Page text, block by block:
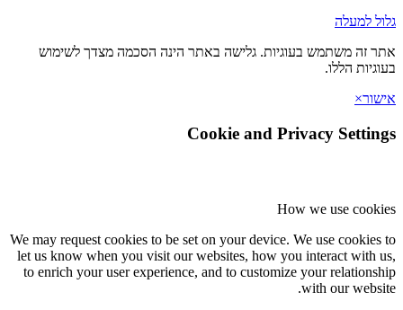
גלול למעלה
אתר זה משתמש בעוגיות. גלישה באתר הינה הסכמה מצדך לשימוש
בעוגיות הללו.
אישור×
Cookie and Privacy Settings
How we use cookies
We may request cookies to be set on your device. We use cookies to
let us know when you visit our websites, how you interact with us,
to enrich your user experience, and to customize your relationship
with our website.